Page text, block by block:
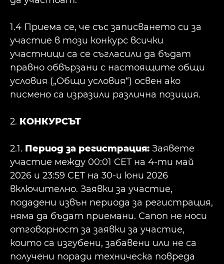
1.4 Приема се, че със записването си за
участие в този конкурс всички
участници са се съгласили да бъдат
правно обвързани с настоящите общи
условия („Общи условия“) освен ако
писмено са изразили различна позиция.
2. КОНКУРСЪТ
2.1. Период за регистрация: Заявете
участие между 00:01 CET на 4-ти май
2026 и 23:59 CET на 30-и юни 2026
включително. Заявки за участие,
подадени извън периода за регистрация,
няма да бъдат приемани. Canon не носи
отговорност за заявки за участие,
които са изгубени, забавени или не са
получени поради техническа повреда